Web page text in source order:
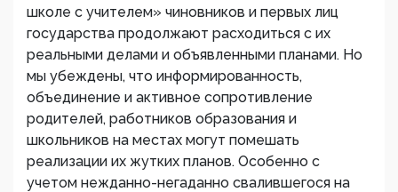
школе с учителем» чиновников и первых лиц
государства продолжают расходиться с их
реальными делами и объявленными планами. Но
мы убеждены, что информированность,
объединение и активное сопротивление
родителей, работников образования и
школьников на местах могут помешать
реализации их жутких планов. Особенно с
учетом нежданно-негаданно свалившегося на